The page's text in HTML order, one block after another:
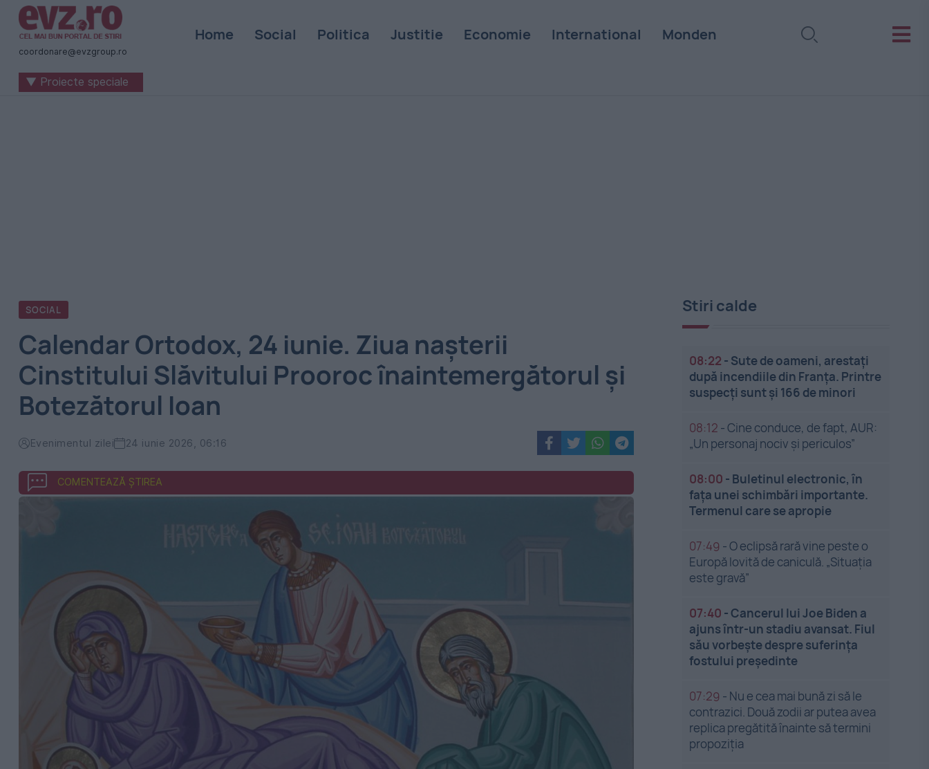
Știri
naționale
internaționale
coordonare@evzgroup.ro
Home Social Politica Justitie Economie International Monden
▼ Proiecte speciale
SOCIAL
Calendar Ortodox, 24 iunie. Ziua nașterii
Cinstitului Slăvitului Prooroc înaintemergătorul şi
Botezătorul Ioan
Evenimentul zilei 24 iunie 2026, 06:16
COMENTEAZĂ ȘTIREA
Stiri calde
08:22 - Sute de oameni, arestați
după incendiile din Franța. Printre
suspecți sunt și 166 de minori
08:12 -Cine conduce, de fapt, AUR:
„Un personaj nociv și periculos”
08:00 - Buletinul electronic, în
fața unei schimbări importante.
Termenul care se apropie
07:49 -O eclipsă rară vine peste o
Europă lovită de caniculă. „Situația
este gravă”
07:40 -Cancerul lui Joe Biden a
ajuns într-un stadiu avansat. Fiul
său vorbește despre suferința
fostului președinte
07:29 - Nu e cea mai bună zi să le
contrazici. Două zodii ar putea avea
replica pregătită înainte să termini
propoziția